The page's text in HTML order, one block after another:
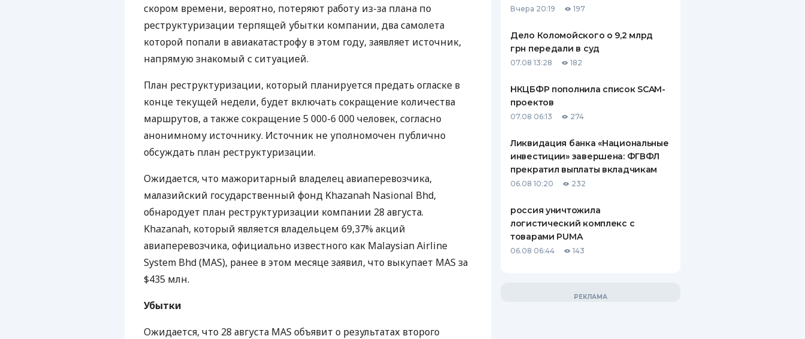
КЕШБЭКА
ВСЕ СТРАХОВЫЕ ПОЛИСЫ
ОТЗЫВЫ О СТРАХОВЫХ
КОМПАНИЯХ
ДОСТАВКА И ОПЛАТА
КОНТАКТЫ
скором времени, вероятно, потеряют работу из-за плана по
реструктуризации терпящей убытки компании, два самолета
которой попали в авиакатастрофу в этом году, заявляет источник,
напрямую знакомый с ситуацией.
План реструктуризации, который планируется предать огласке в
конце текущей недели, будет включать сокращение количества
маршрутов, а также сокращение 5 000-6 000 человек, согласно
анонимному источнику. Источник не уполномочен публично
обсуждать план реструктуризации.
Ожидается, что мажоритарный владелец авиаперевозчика,
малазийский государственный фонд Khazanah Nasional Bhd,
обнародует план реструктуризации компании 28 августа.
Khazanah, который является владельцем 69,37% акций
авиаперевозчика, официально известного как Malaysian Airline
System Bhd (MAS), ранее в этом месяце заявил, что выкупает MAS за
$435 млн.
Убытки
Ожидается, что 28 августа MAS объявит о результатах второго
Вчера 20:19 197
Дело Коломойского о 9,2 млрд
грн передали в суд
07.08 13:28 182
НКЦБФР пополнила список SCAM-
проектов
07.08 06:13 274
Ликвидация банка «Национальные
инвестиции» завершена: ФГВФЛ
прекратил выплаты вкладчикам
06.08 10:20 232
россия уничтожила
логистический комплекс с
товарами PUMA
06.08 06:44 143